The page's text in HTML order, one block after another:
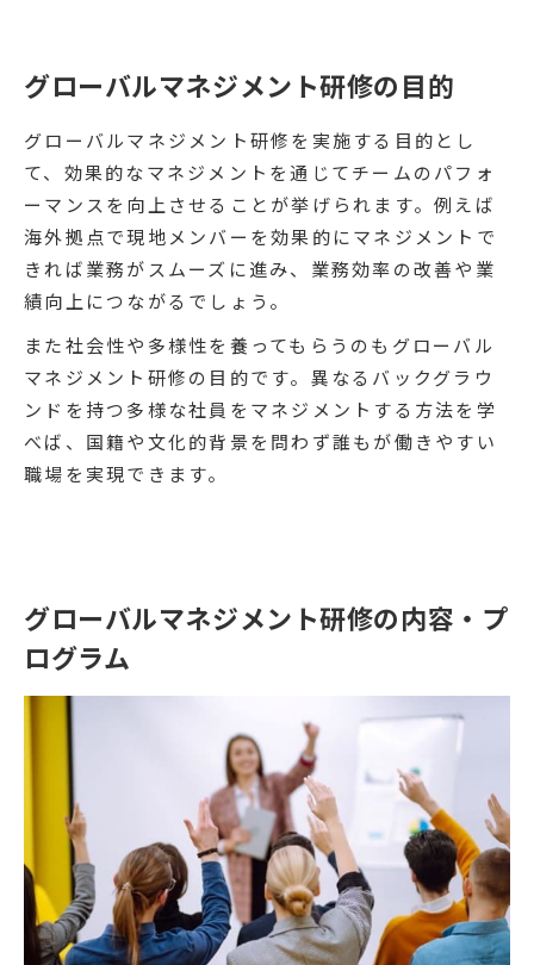
グローバルマネジメント研修の目的
グローバルマネジメント研修を実施する目的とし
て、効果的なマネジメントを通じてチームのパフォ
ーマンスを向上させることが挙げられます。例えば
海外拠点で現地メンバーを効果的にマネジメントで
きれば業務がスムーズに進み、業務効率の改善や業
績向上につながるでしょう。
また社会性や多様性を養ってもらうのもグローバル
マネジメント研修の目的です。異なるバックグラウ
ンドを持つ多様な社員をマネジメントする方法を学
べば、国籍や文化的背景を問わず誰もが働きやすい
職場を実現できます。
グローバルマネジメント研修の内容・プ
ログラム